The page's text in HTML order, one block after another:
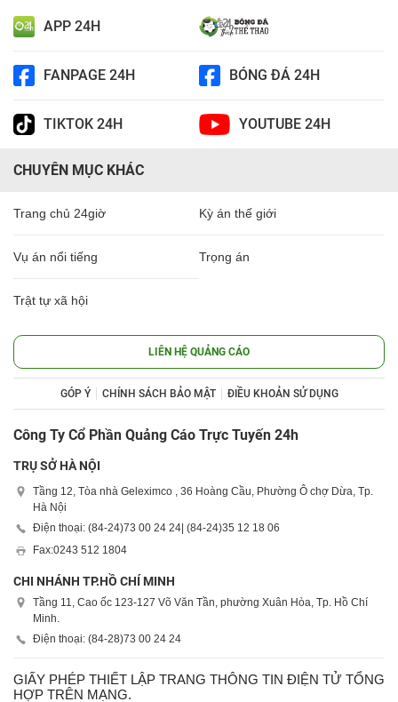
APP 24H
FANPAGE 24H BÓNG ĐÁ 24H
TIKTOK 24H YOUTUBE 24H
CHUYÊN MỤC KHÁC
Trang chủ 24giờ Kỳ án thế giới
Vụ án nổi tiếng Trọng án
Trật tự xã hội
LIÊN HỆ QUẢNG CÁO
GÓP Ý CHÍNH SÁCH BẢO MẬT ĐIỀU KHOẢN SỬ DỤNG
Công Ty Cổ Phần Quảng Cáo Trực Tuyến 24h
TRỤ SỞ HÀ NỘI
Tầng 12, Tòa nhà Geleximco , 36 Hoàng Cầu, Phường Ô chợ Dừa, Tp.
Hà Nội
Điện thoại: (84-24)73 00 24 24 | (84-24)35 12 18 06
Fax:0243 512 1804
CHI NHÁNH TP.HỒ CHÍ MINH
Tầng 11, Cao ốc 123-127 Võ Văn Tần, phường Xuân Hòa, Tp. Hồ Chí
Minh.
Điện thoại: (84-28)73 00 24 24
GIẤY PHÉP THIẾT LẬP TRANG THÔNG TIN ĐIỆN TỬ TỔNG
HỢP TRÊN MẠNG.